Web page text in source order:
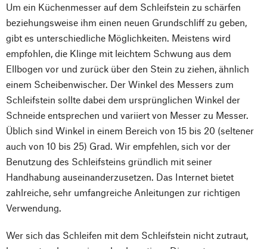
Um ein Küchenmesser auf dem Schleifstein zu schärfen
beziehungsweise ihm einen neuen Grundschliff zu geben,
gibt es unterschiedliche Möglichkeiten. Meistens wird
empfohlen, die Klinge mit leichtem Schwung aus dem
Ellbogen vor und zurück über den Stein zu ziehen, ähnlich
einem Scheibenwischer. Der Winkel des Messers zum
Schleifstein sollte dabei dem ursprünglichen Winkel der
Schneide entsprechen und variiert von Messer zu Messer.
Üblich sind Winkel in einem Bereich von 15 bis 20 (seltener
auch von 10 bis 25) Grad. Wir empfehlen, sich vor der
Benutzung des Schleifsteins gründlich mit seiner
Handhabung auseinanderzusetzen. Das Internet bietet
zahlreiche, sehr umfangreiche Anleitungen zur richtigen
Verwendung.
Wer sich das Schleifen mit dem Schleifstein nicht zutraut,